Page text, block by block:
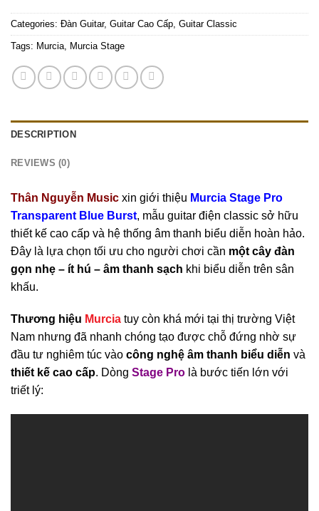
Categories: Đàn Guitar, Guitar Cao Cấp Guitar Classic
Tags: Murcia Murcia Stage
DESCRIPTION
REVIEWS (0)
Thân Nguyễn Music xin giới thiệu Murcia Stage Pro
Transparent Blue Burst, mẫu guitar điện classic sở hữu
thiết kế cao cấp và hệ thống âm thanh biểu diễn hoàn hảo.
Đây là lựa chọn tối ưu cho người chơi cần một cây đàn
gọn nhẹ – ít hú – âm thanh sạch khi biểu diễn trên sân
khấu.
Thương hiệu Murcia tuy còn khá mới tại thị trường Việt
Nam nhưng đã nhanh chóng tạo được chỗ đứng nhờ sự
đầu tư nghiêm túc vào công nghệ âm thanh biểu diễn và
thiết kế cao cấp. Dòng Stage Pro là bước tiến lớn với
triết lý: